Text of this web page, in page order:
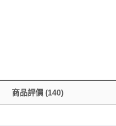
商品評價(140)